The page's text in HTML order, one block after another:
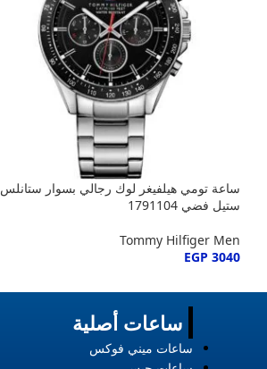
ساعة تومي هيلفيغر لوك رجالي بسوار ستانلس
ستيل فضي 1791104
Tommy Hilfiger Men
EGP 3040
ساعات أصلية
ساعات ميني فوكس